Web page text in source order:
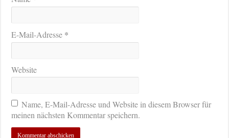
E-Mail-Adresse *
Website
Name, E-Mail-Adresse und Website in diesem Browser für
meinen nächsten Kommentar speichern.